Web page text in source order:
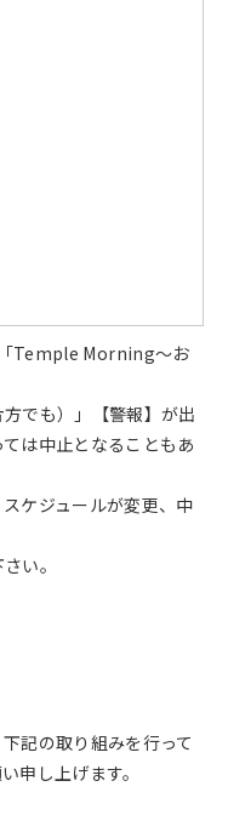
Temple Morning〜お
でも）」【警報】が出
は中止となることもあ
ケジュールが変更、中
い。
記の取り組みを行って
申し上げます。